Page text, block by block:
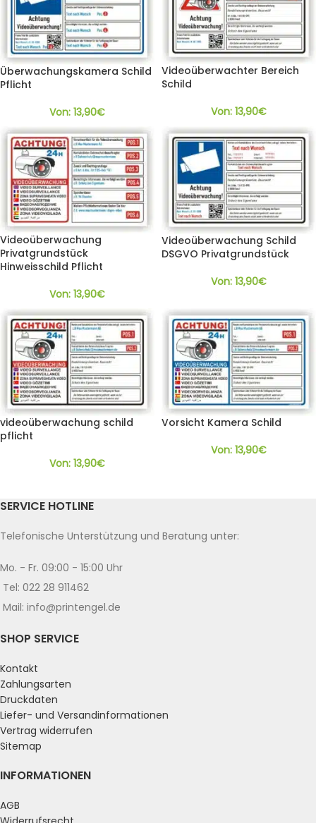
Überwachungskamera Schild
Pflicht
Von: 13,90€
Videoüberwachter Bereich
Schild
Von: 13,90€
Videoüberwachung
Privatgrundstück
Hinweisschild Pflicht
Von: 13,90€
Videoüberwachung Schild
DSGVO Privatgrundstück
Von: 13,90€
videoüberwachung schild
pflicht
Von: 13,90€
Vorsicht Kamera Schild
Von: 13,90€
SERVICE HOTLINE
Telefonische Unterstützung und Beratung unter:
Mo. - Fr. 09:00 - 15:00 Uhr
Tel: 022 28 911462
Mail: info@printengel.de
SHOP SERVICE
Kontakt
Zahlungsarten
Druckdaten
Liefer- und Versandinformationen
Vertrag widerrufen
Sitemap
INFORMATIONEN
AGB